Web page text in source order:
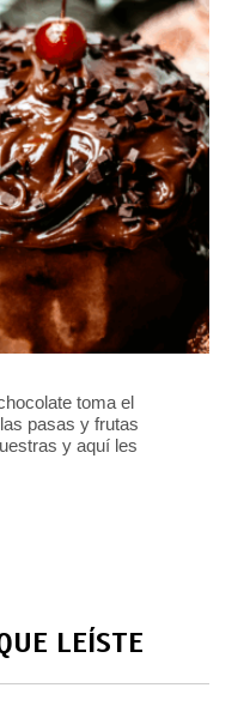
toma el
pasas y frutas
y aquí les
LEÍSTE